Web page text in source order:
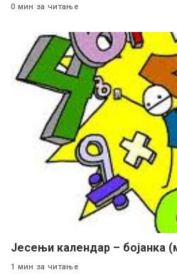
0 мин за читање
Јесењи календар – бојанка
1 мин за читање